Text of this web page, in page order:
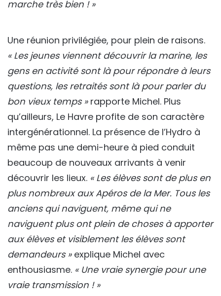
marche très bien ! »
Une réunion privilégiée, pour plein de raisons.
« Les jeunes viennent découvrir la marine, les
gens en activité sont là pour répondre à leurs
questions, les retraités sont là pour parler du
bon vieux temps »rapporte Michel. Plus
qu’ailleurs, Le Havre profite de son caractère
intergénérationnel. La présence de l’Hydro à
même pas une demi-heure à pied conduit
beaucoup de nouveaux arrivants à venir
découvrir les lieux. « Les élèves sont de plus en
plus nombreux aux Apéros de la Mer. Tous les
anciens qui naviguent, même qui ne
naviguent plus ont plein de choses à apporter
aux élèves et visiblement les élèves sont
demandeurs »explique Michel avec
enthousiasme. « Une vraie synergie pour une
vraie transmission ! »